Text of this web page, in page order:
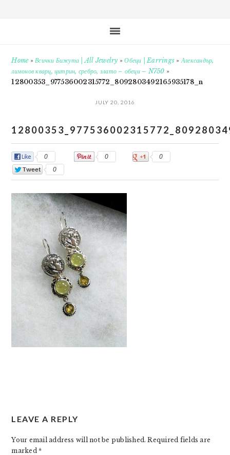
Home»Всички Бижута | All Jewelry »Обеци | Earrings »Александър,
лимонов кварц, цитрин, сребро, злато – обеци – N750 »
12800353_977536002315772_8092803492165935178_n
JULY 20, 2016
0 0
0
0
INTERACTIONS
LEAVE A REPLY
Your email address will not be published. Required fields are
marked*